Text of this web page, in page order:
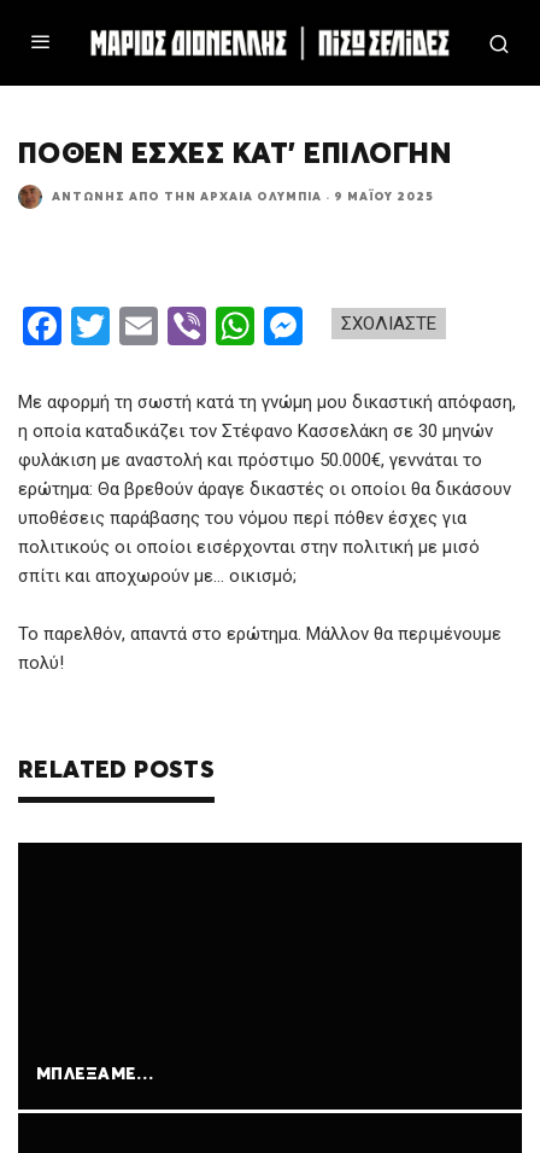
ΠΌΘΕΝ ΈΣΧΕΣ ΚΑΤ’ ΕΠΙΛΟΓΉΝ
ΑΝΤΏΝΗΣ ΑΠΌ ΤΗΝ ΑΡΧΑΊΑ ΟΛΥΜΠΊΑ · 9 ΜΑΪ́ΟΥ 2025
ΣΧΟΛΙΑΣΤΕ
F
ce
b
o
o
k
T
tt
er
E
ail
Vi
er
W
at
s
A
p
p
se
n
g
er
Με αφορμή τη σωστή κατά τη γνώμη μου δικαστική απόφαση,
η οποία καταδικάζει τον Στέφανο Κασσελάκη σε 30 μηνών
φυλάκιση με αναστολή και πρόστιμο 50.000€, γεννάται το
ερώτημα: Θα βρεθούν άραγε δικαστές οι οποίοι θα δικάσουν
υποθέσεις παράβασης του νόμου περί πόθεν έσχες για
πολιτικούς οι οποίοι εισέρχονται στην πολιτική με μισό
σπίτι και αποχωρούν με… οικισμό;
Το παρελθόν, απαντά στο ερώτημα. Μάλλον θα περιμένουμε
πολύ!
RELATED POSTS
ΜΠΛΈΞΑΜΕ…